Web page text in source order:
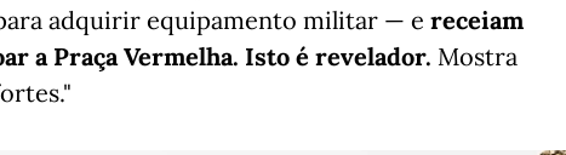
adquirir equipamento militar — e receiam
a Praça Vermelha. Isto é revelador. Mostra